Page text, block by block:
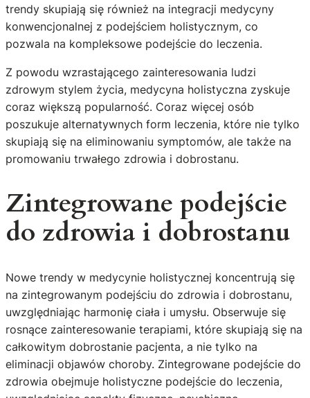
trendy skupiają się również na integracji medycyny
konwencjonalnej z podejściem holistycznym, co
pozwala na kompleksowe podejście do leczenia.
Z powodu wzrastającego zainteresowania ludzi
zdrowym stylem życia, medycyna holistyczna zyskuje
coraz większą popularność. Coraz więcej osób
poszukuje alternatywnych form leczenia, które nie tylko
skupiają się na eliminowaniu symptomów, ale także na
promowaniu trwałego zdrowia i dobrostanu.
Zintegrowane podejście
do zdrowia i dobrostanu
Nowe trendy w medycynie holistycznej koncentrują się
na zintegrowanym podejściu do zdrowia i dobrostanu,
uwzględniając harmonię ciała i umysłu. Obserwuje się
rosnące zainteresowanie terapiami, które skupiają się na
całkowitym dobrostanie pacjenta, a nie tylko na
eliminacji objawów choroby. Zintegrowane podejście do
zdrowia obejmuje holistyczne podejście do leczenia,